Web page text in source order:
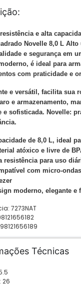
e alta
Novelle 8,0 L Alto
e segurança em
é ideal para
com praticidade e
e versátil, facilita sua
e armazenamento,
e sofisticada. Novelle:
de 8,0 L, ideal
atóxico e livre de
resistência para uso
com micro-
moderno, elegante e
7273NAT
Técnicas
26